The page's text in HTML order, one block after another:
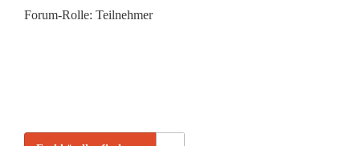
Forum-Rolle: Teilnehmer